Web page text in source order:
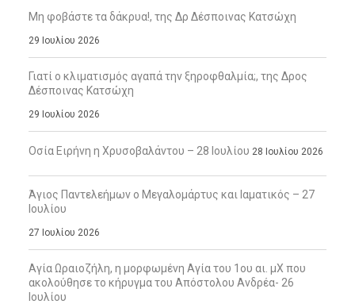
Μη φοβάστε τα δάκρυα!, της Δρ Δέσποινας Κατσώχη
29 Ιουλίου 2026
Γιατί ο κλιματισμός αγαπά την ξηροφθαλμία;, της Δρος
Δέσποινας Κατσώχη
29 Ιουλίου 2026
Οσία Ειρήνη η Χρυσοβαλάντου – 28 Ιουλίου 28 Ιουλίου 2026
Άγιος Παντελεήμων ο Μεγαλομάρτυς και Ιαματικός – 27
Ιουλίου
27 Ιουλίου 2026
Αγία Ωραιοζήλη, η μορφωμένη Αγία του 1ου αι. μΧ που
ακολούθησε το κήρυγμα του Απόστολου Ανδρέα- 26
Ιουλίου